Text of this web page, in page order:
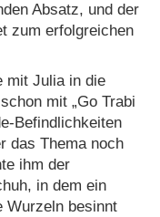
Absatz, und der
zum erfolgreichen
mit Julia in die
mit „Go Trabi
Befindlichkeiten
das Thema noch
ihm der
in dem ein
Wurzeln besinnt